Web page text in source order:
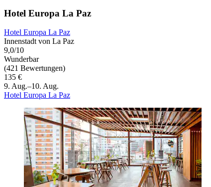
Hotel Europa La Paz
Hotel Europa La Paz
Innenstadt von La Paz
9,0/10
Wunderbar
(421 Bewertungen)
135 €
9. Aug.–10. Aug.
Hotel Europa La Paz